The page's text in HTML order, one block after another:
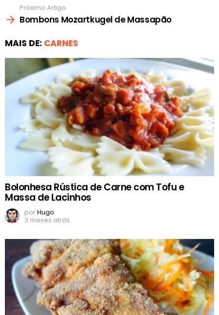
Próximo Artigo
Bombons Mozartkugel de Massapão
MAIS DE: CARNES
Bolonhesa Rústica de Carne com Tofu e
Massa de Lacinhos
porHugo
3 meses atrás